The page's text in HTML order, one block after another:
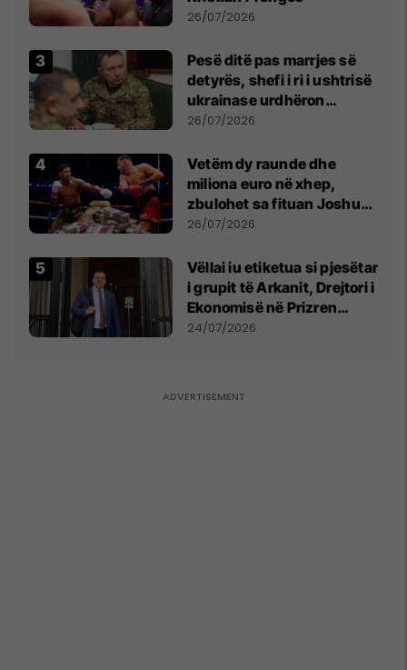
26/07/2026
Pesë ditë pas marrjes së
detyrës, shefi i ri i ushtrisë
ukrainase urdhëron
kontroll të madh
26/07/2026
Vetëm dy raunde dhe
miliona euro në xhep,
zbulohet sa fituan Joshua
e Prenga
26/07/2026
Vëllai iu etiketua si pjesëtar
i grupit të Arkanit, Drejtori i
Ekonomisë në Prizren
mohon pretendimet
24/07/2026